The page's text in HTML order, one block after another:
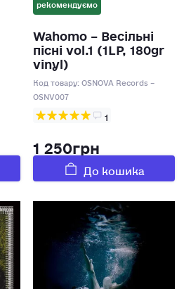
рекомендуємо
Wahomo – Весільні
пісні vol.1 (1LP, 180gr
vinyl)
Код товару:OSNOVA Records –
OSNV007
1
1 250грн
До кошика